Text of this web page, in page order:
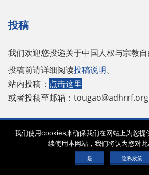
投稿
我们欢迎您投递关于中国人权与宗教自
投稿前请详细阅读投稿说明。
站内投稿： 点击这里
或者投稿至邮箱： tougao@adhrrf.org
Copyright © 2026 保护人权与宗教自由协会 | 网站使
明
我们使用cookies来确保我们在网站上为您提
续使用本网站，我们将认为您对此
是 隐私政策